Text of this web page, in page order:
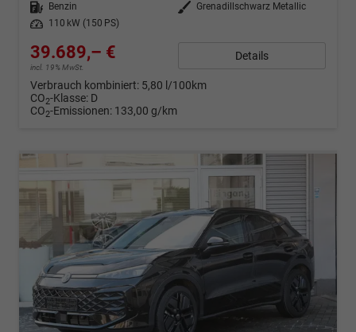
Kraftstoff
Benzin Außenfarbe
Grenadillschwarz Metallic
Leistung
110 kW (150 PS)
39.689,– €
incl. 19% MwSt.
Details
Verbrauch kombiniert: 5,80 l/100km
CO2-Klasse: D
CO2-Emissionen: 133,00 g/km